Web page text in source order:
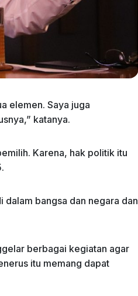
elemen. Saya juga
katanya.
Karena, hak politik itu
bangsa dan negara dan
berbagai kegiatan agar
itu memang dapat